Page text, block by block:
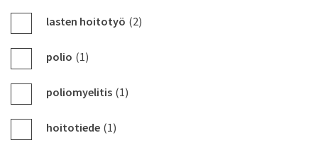
lasten hoitotyö (2)
polio (1)
poliomyelitis (1)
hoitotiede (1)